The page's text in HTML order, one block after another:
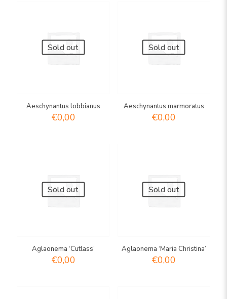
Sold out
Aeschynantus lobbianus
€0,00
Sold out
Aeschynantus marmoratus
€0,00
Sold out
Aglaonema ‘Cutlass’
€0,00
Sold out
Aglaonema ‘Maria Christina’
€0,00